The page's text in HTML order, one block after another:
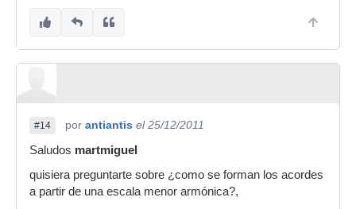
#14 por antiantis el 25/12/2011
Saludos martmiguel
quisiera preguntarte sobre ¿como se forman los acordes
a partir de una escala menor armónica?,